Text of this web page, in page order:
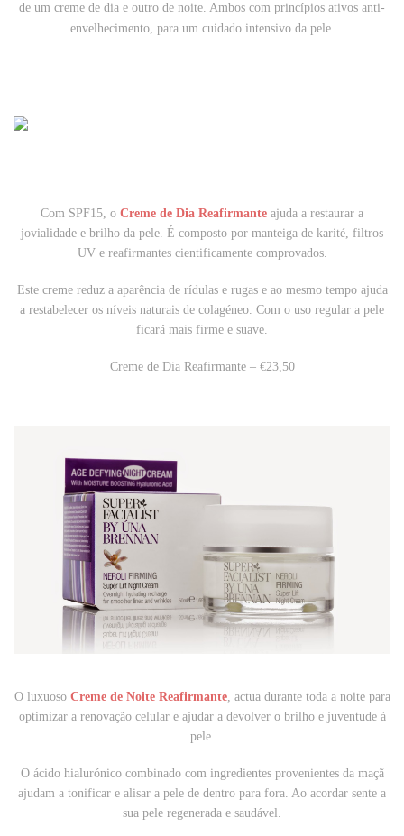
de um creme de dia e outro de noite. Ambos com princípios ativos anti-
envelhecimento, para um cuidado intensivo da pele.
Com SPF15, o Creme de Dia Reafirmante ajuda a restaurar a
jovialidade e brilho da pele. É composto por manteiga de karité, filtros
UV e reafirmantes cientificamente comprovados.
Este creme reduz a aparência de rídulas e rugas e ao mesmo tempo ajuda
a restabelecer os níveis naturais de colagéneo. Com o uso regular a pele
ficará mais firme e suave.
Creme de Dia Reafirmante – €23,50
O luxuoso Creme de Noite Reafirmante, actua durante toda a noite para
optimizar a renovação celular e ajudar a devolver o brilho e juventude à
pele.
O ácido hialurónico combinado com ingredientes provenientes da maçã
ajudam a tonificar e alisar a pele de dentro para fora. Ao acordar sente a
sua pele regenerada e saudável.